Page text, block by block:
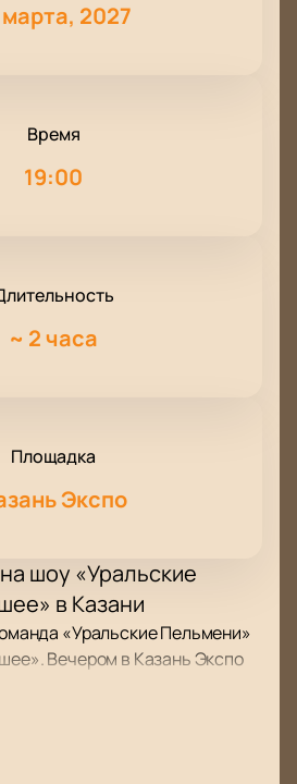
марта, 2027
Время
19:00
~ 2 часа
Площадка
Экспо
шоу «Уральские
в Казани
«Уральские Пельмени»
Вечером в Казань Экспо
по телевидению.